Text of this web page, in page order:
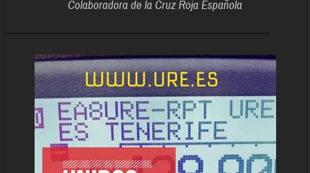
Colaboradora de la Cruz Roja Española